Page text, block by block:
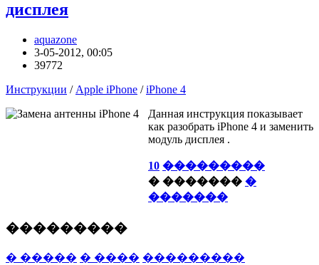
дисплея
aquazone
3-05-2012, 00:05
39772
Инструкции / Apple iPhone /iPhone 4
Данная инструкция показывает
как разобрать iPhone 4 и заменить
модуль дисплея .
10 ���������
� ������� �
�������
���������
� ����� � ���� ���������